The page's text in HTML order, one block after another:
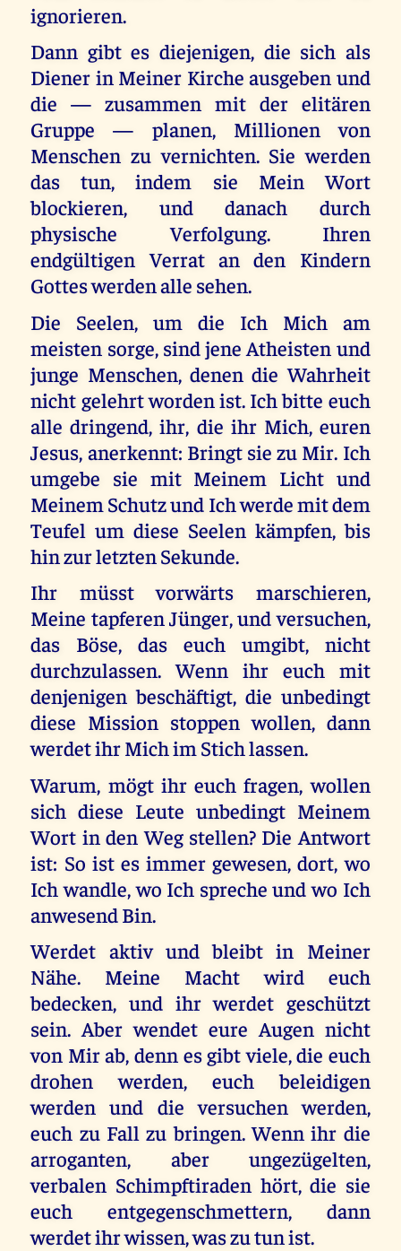
ignorieren.
Dann gibt es diejenigen, die sich als
Diener in Meiner Kirche ausgeben und
die — zusammen mit der elitären
Gruppe — planen, Millionen von
Menschen zu vernichten. Sie werden
das tun, indem sie Mein Wort
blockieren, und danach durch
physische Verfolgung. Ihren
endgültigen Verrat an den Kindern
Gottes werden alle sehen.
Die Seelen, um die Ich Mich am
meisten sorge, sind jene Atheisten und
junge Menschen, denen die Wahrheit
nicht gelehrt worden ist. Ich bitte euch
alle dringend, ihr, die ihr Mich, euren
Jesus, anerkennt: Bringt sie zu Mir. Ich
umgebe sie mit Meinem Licht und
Meinem Schutz und Ich werde mit dem
Teufel um diese Seelen kämpfen, bis
hin zur letzten Sekunde.
Ihr müsst vorwärts marschieren,
Meine tapferen Jünger, und versuchen,
das Böse, das euch umgibt, nicht
durchzulassen. Wenn ihr euch mit
denjenigen beschäftigt, die unbedingt
diese Mission stoppen wollen, dann
werdet ihr Mich im Stich lassen.
Warum, mögt ihr euch fragen, wollen
sich diese Leute unbedingt Meinem
Wort in den Weg stellen? Die Antwort
ist: So ist es immer gewesen, dort, wo
Ich wandle, wo Ich spreche und wo Ich
anwesend Bin.
Werdet aktiv und bleibt in Meiner
Nähe. Meine Macht wird euch
bedecken, und ihr werdet geschützt
sein. Aber wendet eure Augen nicht
von Mir ab, denn es gibt viele, die euch
drohen werden, euch beleidigen
werden und die versuchen werden,
euch zu Fall zu bringen. Wenn ihr die
arroganten, aber ungezügelten,
verbalen Schimpftiraden hört, die sie
euch entgegenschmettern, dann
werdet ihr wissen, was zu tun ist.